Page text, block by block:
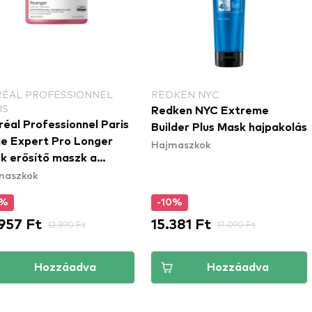
Paris
Pro Longer
maszk a
12.890 Ft
Hozzáadva
REDKEN NYC
Redken NYC Extreme
Builder Plus Mask hajpakolás
Hajmaszkok
15.381 Ft 17.090 Ft
Hozzáadva
a